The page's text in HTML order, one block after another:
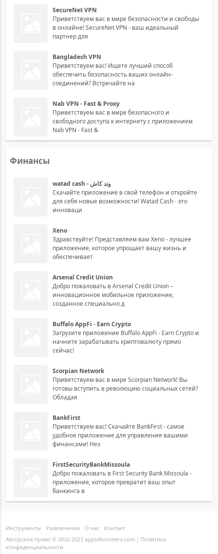
SecureNet VPN
Приветствуем вас в мире безопасности и свободы
в онлайне! SecureNet VPN - ваш идеальный
партнер для
Bangladesh VPN
Приветствуем вас! Ищете лучший способ
обеспечить безопасность ваших онлайн-
соединений? Встречайте на
Nab VPN - Fast & Proxy
Приветствуем вас в мире безопасного и
свободного доступа к интернету с приложением
Nab VPN - Fast &
Финансы
watad cash - وتد كاش
Скачайте приложение в свой телефон и откройте
для себя новые возможности! Watad Cash - это
инноваци
Xeno
Здравствуйте! Представляем вам Xeno - лучшее
приложение, которое упрощает вашу жизнь и
обеспечивает
Arsenal Credit Union
Добро пожаловать в Arsenal Credit Union –
инновационное мобильное приложение,
созданное специально д
Buffalo AppFi - Earn Crypto
Загрузите приложение Buffalo AppFi - Earn Crypto и
начните зарабатывать криптовалюту прямо
сейчас!
Scorpian Network
Приветствуем вас в мире Scorpian Network! Вы
готовы вступить в революцию социальных сетей?
Обладая
BankFirst
Приветствуем вас! Скачайте BankFirst - самое
удобное приложение для управления вашими
финансами! Нез
FirstSecurityBankMissoula
Добро пожаловать в First Security Bank Missoula -
приложение, которое превратит ваш опыт
банкинга в
Инструменты Развлечения О нас
Контакт
Авторское право © 2022-2023 apps4boomers.com | Политика
конфиденциальности